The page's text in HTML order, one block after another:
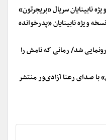
نابینایان سریال «بریجرتون»
ویژه نابینایان «پدرخوانده
شد/ رمانی که نامش را
با صدای رعنا آزادی‌ور منتشر